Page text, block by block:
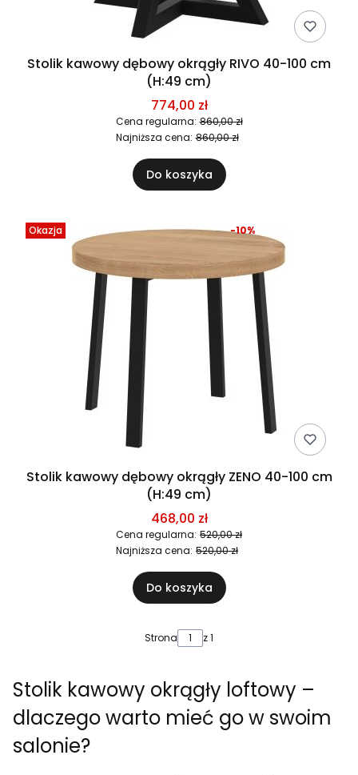
Stolik kawowy dębowy okrągły RIVO 40-100 cm
(H:49 cm)
774,00 zł
Cena regularna: 860,00 zł
Najniższa cena: 860,00 zł
Do koszyka
Okazja
Stolik kawowy dębowy okrągły ZENO 40-100 cm
(H:49 cm)
468,00 zł
Cena regularna: 520,00 zł
-10%
Najniższa cena: 520,00 zł
Do koszyka
Strona z 1
Stolik kawowy okrągły loftowy –
dlaczego warto mieć go w swoim
salonie?